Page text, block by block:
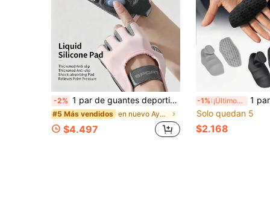
-2% 1 par de guantes deportivos profesionales de secado rápido para mujer, guantes de medio dedo, antideslizantes y amortiguadores para ciclismo, yoga y entrenamiento
#5 Más vendidos en nuevo Ayudas para el entrenamiento
$4.497
-1% ¡Últimos 2 días
1 par de agarres de mano antideslizantes de silicona,
Solo quedan 5
$2.168